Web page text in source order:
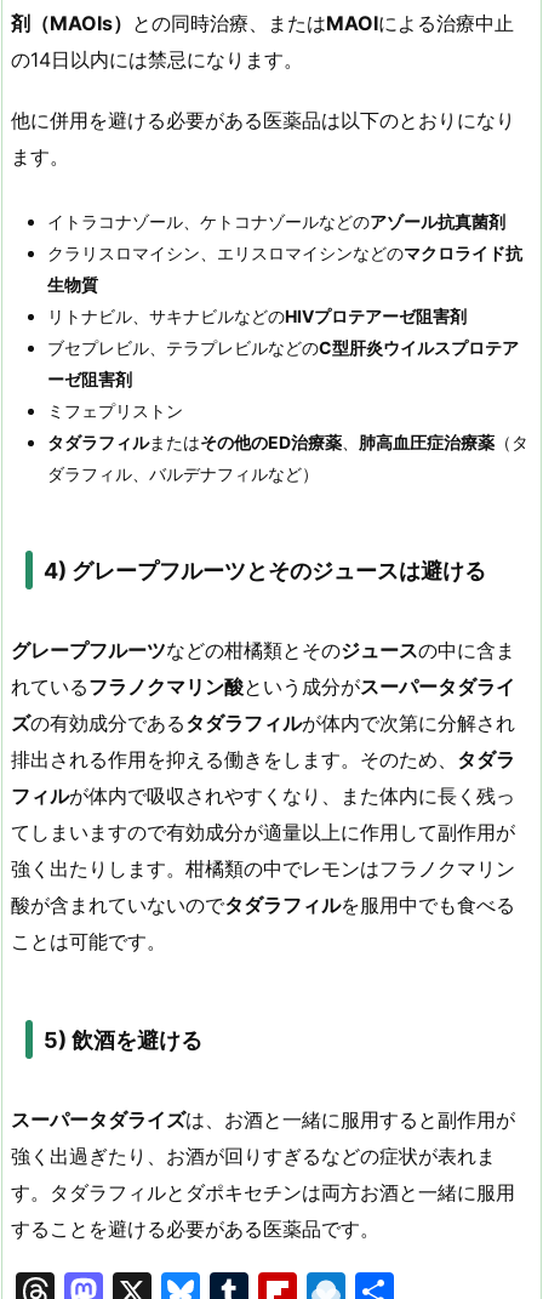
剤（MAOIs） との同時治療、またはMAOIによる治療中止
の14日以内には禁忌になります。
他に併用を避ける必要がある医薬品は以下のとおりになり
ます。
イトラコナゾール、ケトコナゾールなどのアゾール抗真菌剤
クラリスロマイシン、エリスロマイシンなどのマクロライド抗
生物質
リトナビル、サキナビルなどのHIVプロテアーゼ阻害剤
ブセプレビル、テラプレビルなどのC型肝炎ウイルスプロテア
ーゼ阻害剤
ミフェプリストン
タダラフィルまたはその他のED治療薬 肺高血圧症治療薬 （タ
ダラフィル、バルデナフィルなど）
4) グレープフルーツとそのジュースは避ける
グレープフルーツなどの柑橘類とそのジュースの中に含ま
れているフラノクマリン酸という成分がスーパータダライ
ズの有効成分であるタダラフィルが体内で次第に分解され
排出される作用を抑える働きをします。そのため、 タダラ
フィルが体内で吸収されやすくなり、また体内に長く残っ
てしまいますので有効成分が適量以上に作用して副作用が
強く出たりします。柑橘類の中でレモンはフラノクマリン
酸が含まれていないのでタダラフィルを服用中でも食べる
ことは可能です。
5) 飲酒を避ける
スーパータダライズは、お酒と一緒に服用すると副作用が
強く出過ぎたり、お酒が回りすぎるなどの症状が表れま
す。タダラフィルとダポキセチンは両方お酒と一緒に服用
することを避ける必要がある医薬品です。